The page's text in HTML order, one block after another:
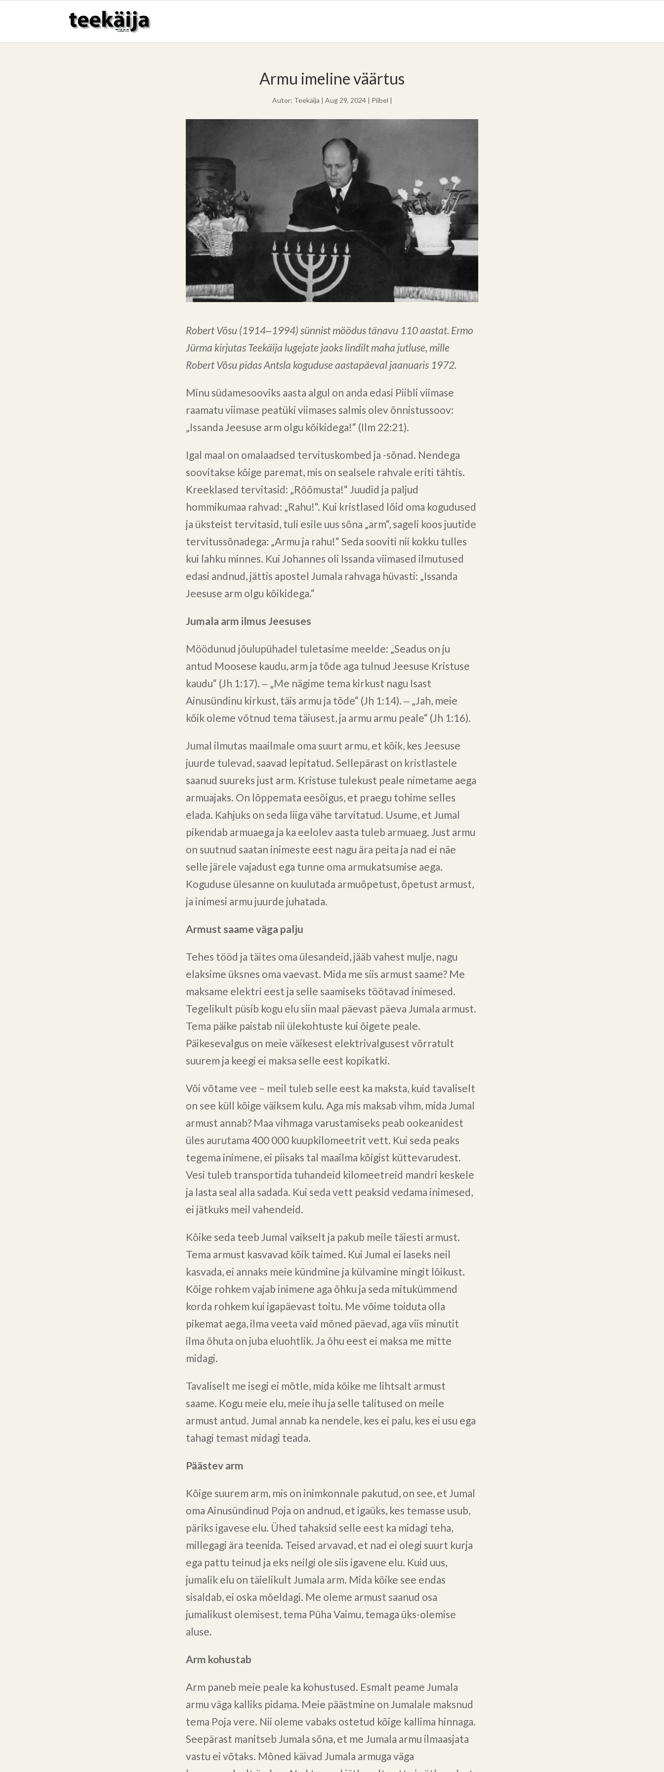
Armu imeline väärtus
Autor: Teekäija | Aug 29, 2024| Piibel |
Robert Võsu (1914‒1994) sünnist möödus tänavu 110 aastat. Ermo
Jürma kirjutas Teekäija lugejate jaoks lindilt maha jutluse, mille
Robert Võsu pidas Antsla koguduse aastapäeval jaanuaris 1972.
Minu südamesooviks aasta algul on anda edasi Piibli viimase
raamatu viimase peatüki viimases salmis olev õnnistussoov:
„Issanda Jeesuse arm olgu kõikidega!“ (Ilm 22:21).
Igal maal on omalaadsed tervituskombed ja -sõnad. Nendega
soovitakse kõige paremat, mis on sealsele rahvale eriti tähtis.
Kreeklased tervitasid: „Rõõmusta!“ Juudid ja paljud
hommikumaa rahvad: „Rahu!“. Kui kristlased lõid oma kogudused
ja üksteist tervitasid, tuli esile uus sõna „arm“, sageli koos juutide
tervitussõnadega: „Armu ja rahu!“ Seda sooviti nii kokku tulles
kui lahku minnes. Kui Johannes oli Issanda viimased ilmutused
edasi andnud, jättis apostel Jumala rahvaga hüvasti: „Issanda
Jeesuse arm olgu kõikidega.“
Jumala arm ilmus Jeesuses
Möödunud jõulupühadel tuletasime meelde: „Seadus on ju
antud Moosese kaudu, arm ja tõde aga tulnud Jeesuse Kristuse
kaudu“ (Jh 1:17). ‒ „Me nägime tema kirkust nagu Isast
Ainusündinu kirkust, täis armu ja tõde“ (Jh 1:14). ‒ „Jah, meie
kõik oleme võtnud tema täiusest, ja armu armu peale“ (Jh 1:16).
Jumal ilmutas maailmale oma suurt armu, et kõik, kes Jeesuse
juurde tulevad, saavad lepitatud. Sellepärast on kristlastele
saanud suureks just arm. Kristuse tulekust peale nimetame aega
armuajaks. On lõppemata eesõigus, et praegu tohime selles
elada. Kahjuks on seda liiga vähe tarvitatud. Usume, et Jumal
pikendab armuaega ja ka eelolev aasta tuleb armuaeg. Just armu
on suutnud saatan inimeste eest nagu ära peita ja nad ei näe
selle järele vajadust ega tunne oma armukatsumise aega.
Koguduse ülesanne on kuulutada armuõpetust, õpetust armust,
ja inimesi armu juurde juhatada.
Armust saame väga palju
Tehes tööd ja täites oma ülesandeid, jääb vahest mulje, nagu
elaksime üksnes oma vaevast. Mida me siis armust saame? Me
maksame elektri eest ja selle saamiseks töötavad inimesed.
Tegelikult püsib kogu elu siin maal päevast päeva Jumala armust.
Tema päike paistab nii ülekohtuste kui õigete peale.
Päikesevalgus on meie väikesest elektrivalgusest võrratult
suurem ja keegi ei maksa selle eest kopikatki.
Või võtame vee – meil tuleb selle eest ka maksta, kuid tavaliselt
on see küll kõige väiksem kulu. Aga mis maksab vihm, mida Jumal
armust annab? Maa vihmaga varustamiseks peab ookeanidest
üles aurutama 400 000 kuupkilomeetrit vett. Kui seda peaks
tegema inimene, ei piisaks tal maailma kõigist küttevarudest.
Vesi tuleb transportida tuhandeid kilomeetreid mandri keskele
ja lasta seal alla sadada. Kui seda vett peaksid vedama inimesed,
ei jätkuks meil vahendeid.
Kõike seda teeb Jumal vaikselt ja pakub meile täiesti armust.
Tema armust kasvavad kõik taimed. Kui Jumal ei laseks neil
kasvada, ei annaks meie kündmine ja külvamine mingit lõikust.
Kõige rohkem vajab inimene aga õhku ja seda mitukümmend
korda rohkem kui igapäevast toitu. Me võime toiduta olla
pikemat aega, ilma veeta vaid mõned päevad, aga viis minutit
ilma õhuta on juba eluohtlik. Ja õhu eest ei maksa me mitte
midagi.
Tavaliselt me isegi ei mõtle, mida kõike me lihtsalt armust
saame. Kogu meie elu, meie ihu ja selle talitused on meile
armust antud. Jumal annab ka nendele, kes ei palu, kes ei usu ega
tahagi temast midagi teada.
Päästev arm
Kõige suurem arm, mis on inimkonnale pakutud, on see, et Jumal
oma Ainusündinud Poja on andnud, et igaüks, kes temasse usub,
päriks igavese elu. Ühed tahaksid selle eest ka midagi teha,
millegagi ära teenida. Teised arvavad, et nad ei olegi suurt kurja
ega pattu teinud ja eks neilgi ole siis igavene elu. Kuid uus,
jumalik elu on täielikult Jumala arm. Mida kõike see endas
sisaldab, ei oska mõeldagi. Me oleme armust saanud osa
jumalikust olemisest, tema Püha Vaimu, temaga üks-olemise
aluse.
Arm kohustab
Arm paneb meie peale ka kohustused. Esmalt peame Jumala
armu väga kalliks pidama. Meie päästmine on Jumalale maksnud
tema Poja vere. Nii oleme vabaks ostetud kõige kallima hinnaga.
Seepärast manitseb Jumala sõna, et me Jumala armu ilmaasjata
vastu ei võtaks. Mõned käivad Jumala armuga väga